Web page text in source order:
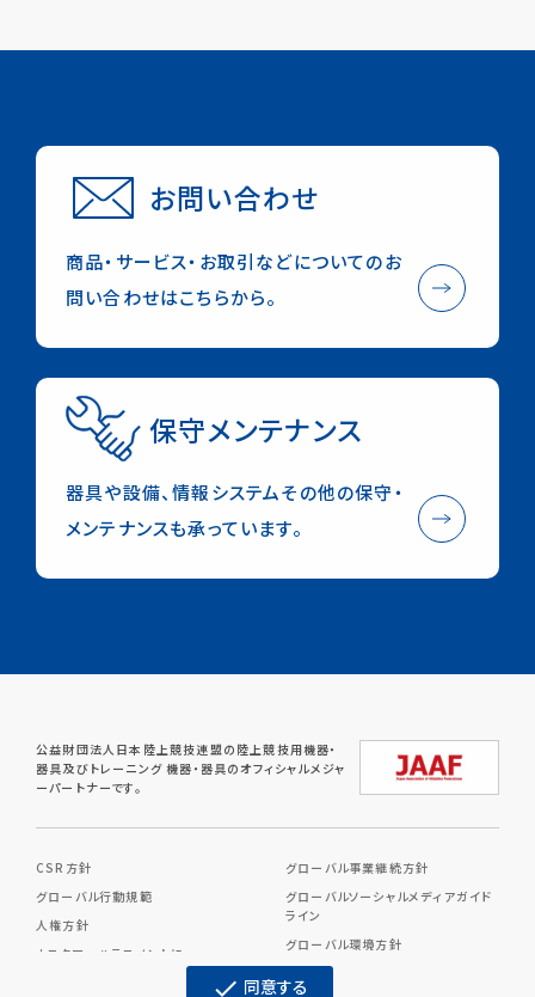
お問い合わせ
商品・サービス・お取引などについてのお
問い合わせはこちらから。
保守メンテナンス
器具や設備、情報システムその他の保守・
メンテナンスも承っています。
公益財団法人日本陸上競技連盟の陸上競技用機器・
器具及びトレーニング 機器・器具のオフィシャルメジャ
ーパートナーです。
CSR方針
グローバル行動規範
人権方針
カスタマーハラスメントに
グローバル事業継続方針
グローバルソーシャルメディアガイド
ライン
グローバル環境方針
グローバル反トラスト・競争方針
check 同意する